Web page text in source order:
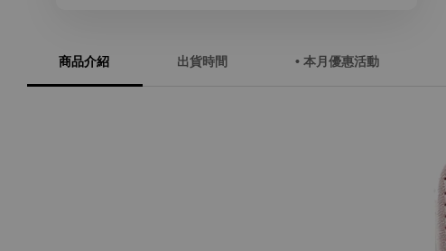
商品介紹 出貨時間 • 本月優惠活動